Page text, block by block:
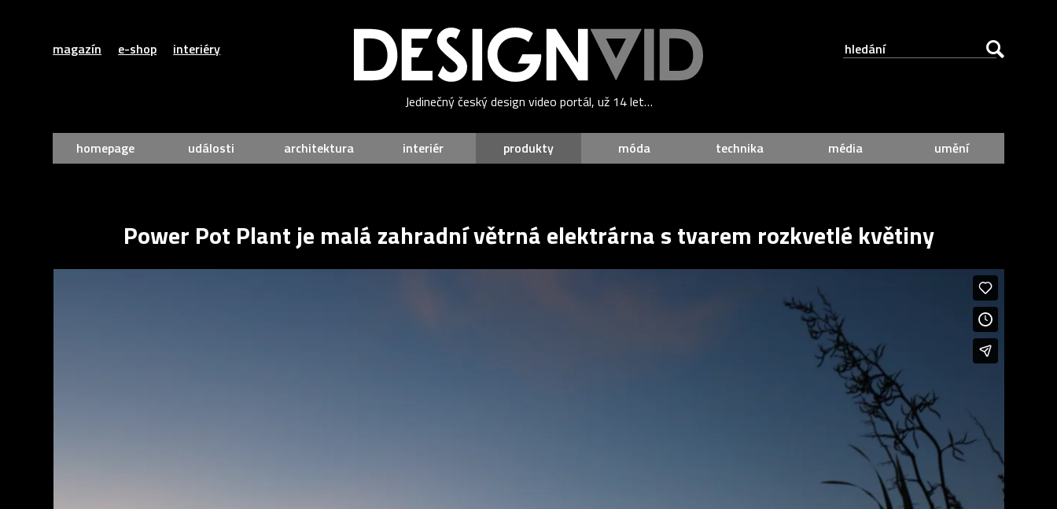
magazín e-shop interiéry
Jedinečný český design video portál, už 14 let…
homepage události architektura interiér produkty móda technika média umění
Power Pot Plant je malá zahradní větrná elektrárna s tvarem rozkvetlé květiny